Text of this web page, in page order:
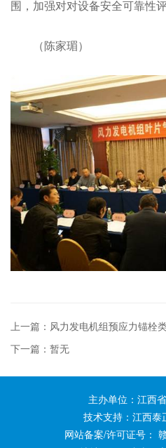
围，加强对对设备安全可靠性评
（陈家瑂）
下一篇：暂无
主办单位：江西
技术支持：江西泰
网站备案/许可证号：